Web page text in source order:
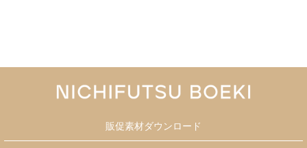
販促素材ダウンロード